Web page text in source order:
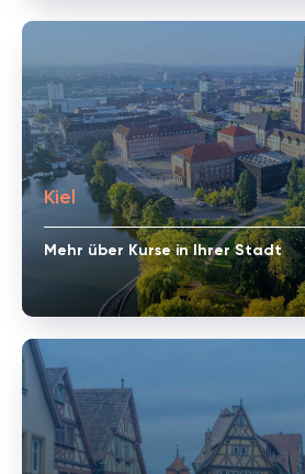
Kiel
Mehr über Kurse in Ihrer Stadt